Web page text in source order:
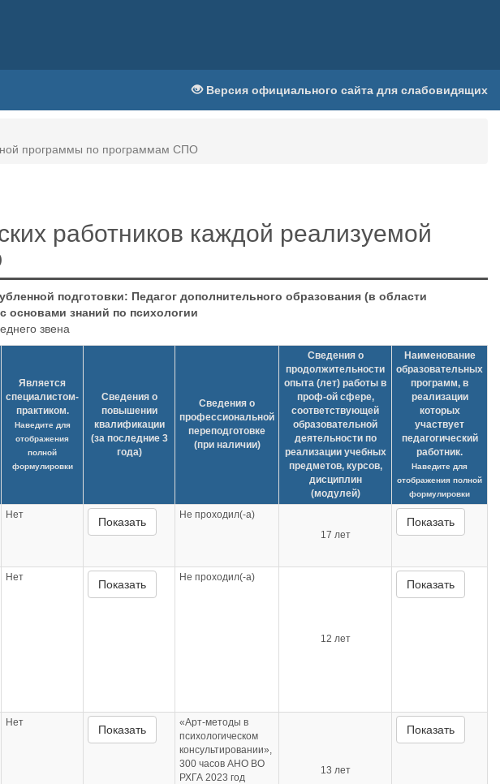
Версия официального сайта для слабовидящих
программы по программам СПО
работников каждой реализуемой
подготовки: Педагог дополнительного образования (в области
основами знаний по психологии
звена
Является
специалистом-
практиком.
Наведите для
отображения
полной
формулировки
Сведения о
повышении
квалификации
(за последние 3
года)
Сведения о
профессиональной
переподготовке
(при наличии)
Сведения о
продолжительности
опыта (лет) работы в
проф-ой сфере,
соответствующей
образовательной
деятельности по
реализации учебных
предметов, курсов,
дисциплин
(модулей)
Наименование
образовательных
программ, в
реализации
которых
участвует
педагогический
работник.
Наведите для
отображения полной
формулировки
Нет
Показать
Не проходил(-а)
17 лет
Показать
Нет
Показать
Не проходил(-а)
12 лет
Показать
Нет
Показать
«Арт-методы в
психологическом
консультировании»,
300 часов АНО ВО
РХГА 2023 год
13 лет
Показать